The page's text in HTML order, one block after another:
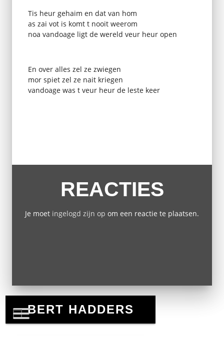
Tis heur gehaim en dat van hom
as zai vot is komt t nooit weerom
noa vandoage ligt de wereld veur heur open
En over alles zel ze zwiegen
mor spiet zel ze nait kriegen
vandoage was t veur heur de leste keer
REACTIES
Je moet ingelogd zijn op om een reactie te plaatsen.